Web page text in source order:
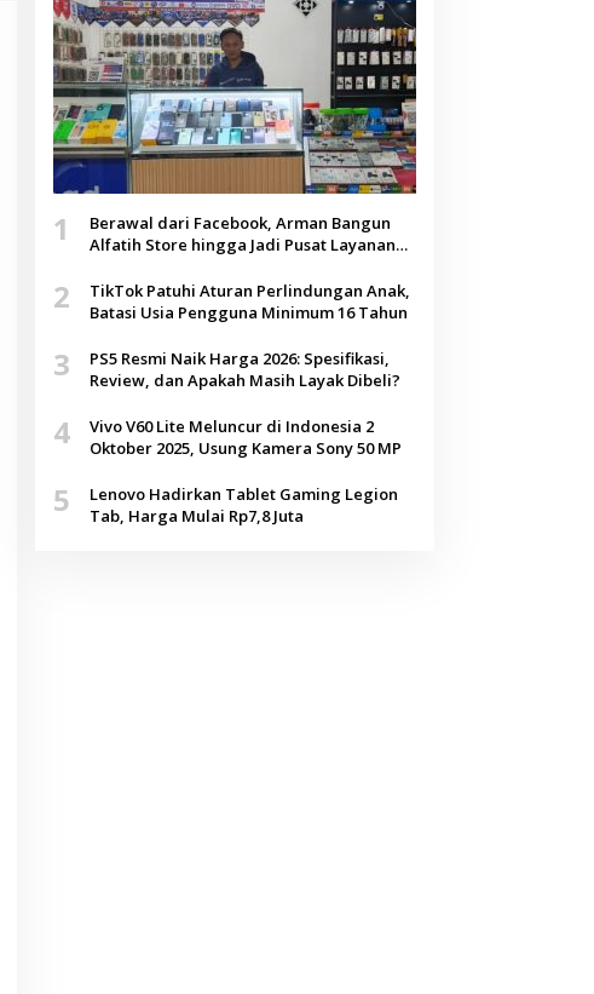
1
Berawal dari Facebook, Arman Bangun
Alfatih Store hingga Jadi Pusat Layanan
2
TikTok Patuhi Aturan Perlindungan Anak,
Batasi Usia Pengguna Minimum 16 Tahun
3
PS5 Resmi Naik Harga 2026: Spesifikasi,
Review, dan Apakah Masih Layak Dibeli?
4
Vivo V60 Lite Meluncur di Indonesia 2
Oktober 2025, Usung Kamera Sony 50 MP
5
Lenovo Hadirkan Tablet Gaming Legion
Tab, Harga Mulai Rp7,8 Juta